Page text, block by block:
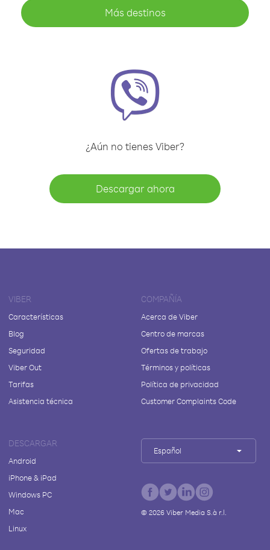
Más destinos
¿Aún no tienes Viber?
Descargar ahora
VIBER
Características
Blog
Seguridad
Viber Out
Tarifas
Asistencia técnica
COMPAÑÍA
Acerca de Viber
Centro de marcas
Ofertas de trabajo
Términos y políticas
Política de privacidad
Customer Complaints Code
DESCARGAR
Android
iPhone & iPad
Windows PC
Mac
Linux
Español
© 2026Viber Media S.à r.l.